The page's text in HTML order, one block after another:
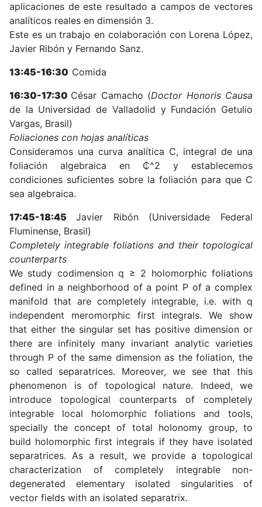
aplicaciones de este resultado a campos de vectores
analíticos reales en dimensión 3.
Este es un trabajo en colaboración con Lorena López,
Javier Ribón y Fernando Sanz.
13:45-16:30 Comida
16:30-17:30 César Camacho (Doctor Honoris Causa
de la Universidad de Valladolid y Fundación Getulio
Vargas, Brasil)
Foliaciones con hojas analíticas
Consideramos una curva analítica C, integral de una
foliación algebraica en ₵^2 y establecemos
condiciones suficientes sobre la foliación para que C
sea algebraica.
17:45-18:45 Javier Ribón (Universidade Federal
Fluminense, Brasil)
Completely integrable foliations and their topological
counterparts
We study codimension q ≥ 2 holomorphic foliations
defined in a neighborhood of a point P of a complex
manifold that are completely integrable, i.e. with q
independent meromorphic first integrals. We show
that either the singular set has positive dimension or
there are infinitely many invariant analytic varieties
through P of the same dimension as the foliation, the
so called separatrices. Moreover, we see that this
phenomenon is of topological nature. Indeed, we
introduce topological counterparts of completely
integrable local holomorphic foliations and tools,
specially the concept of total holonomy group, to
build holomorphic first integrals if they have isolated
separatrices. As a result, we provide a topological
characterization of completely integrable non-
degenerated elementary isolated singularities of
vector fields with an isolated separatrix.